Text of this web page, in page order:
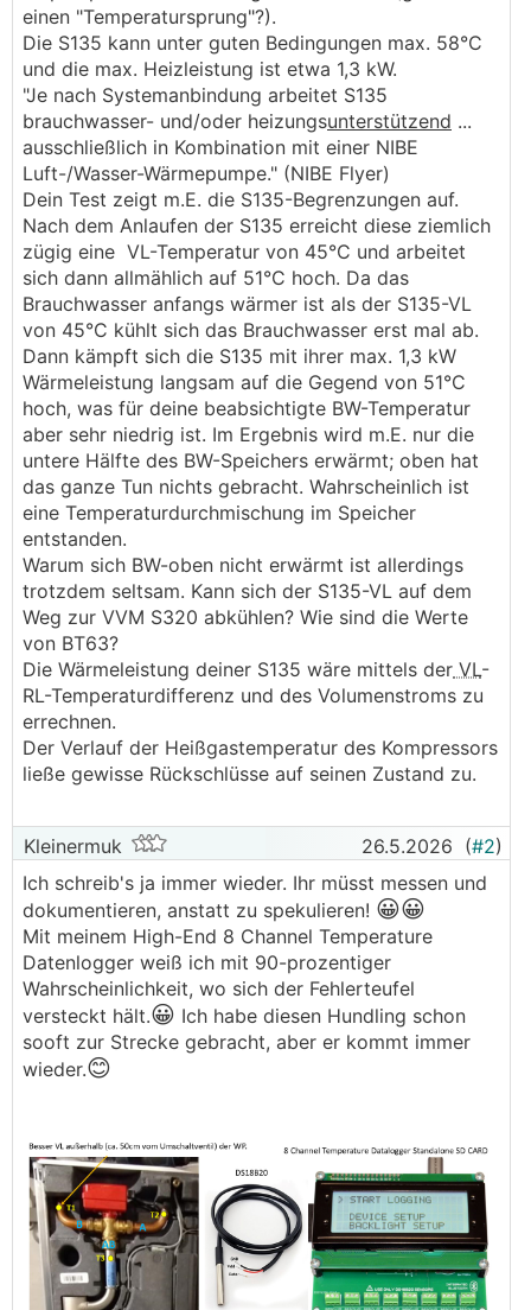
einen "Temperatursprung"?).
Die S135 kann unter guten Bedingungen max. 58°C
und die max. Heizleistung ist etwa 1,3 kW.
"Je nach Systemanbindung arbeitet S135
brauchwasser- und/oder heizungsunterstützend ...
ausschließlich in Kombination mit einer NIBE
Luft-/Wasser-Wärmepumpe." (NIBE Flyer)
Dein Test zeigt m.E. die S135-Begrenzungen auf.
Nach dem Anlaufen der S135 erreicht diese ziemlich
zügig eine VL-Temperatur von 45°C und arbeitet
sich dann allmählich auf 51°C hoch. Da das
Brauchwasser anfangs wärmer ist als der S135-VL
von 45°C kühlt sich das Brauchwasser erst mal ab.
Dann kämpft sich die S135 mit ihrer max. 1,3 kW
Wärmeleistung langsam auf die Gegend von 51°C
hoch, was für deine beabsichtigte BW-Temperatur
aber sehr niedrig ist. Im Ergebnis wird m.E. nur die
untere Hälfte des BW-Speichers erwärmt; oben hat
das ganze Tun nichts gebracht. Wahrscheinlich ist
eine Temperaturdurchmischung im Speicher
entstanden.
Warum sich BW-oben nicht erwärmt ist allerdings
trotzdem seltsam. Kann sich der S135-VL auf dem
Weg zur VVM S320 abkühlen? Wie sind die Werte
von BT63?
Die Wärmeleistung deiner S135 wäre mittels der VL-
RL-Temperaturdifferenz und des Volumenstroms zu
errechnen.
Der Verlauf der Heißgastemperatur des Kompressors
ließe gewisse Rückschlüsse auf seinen Zustand zu.
Kleinermuk 26.5.2026 (#2)
Ich schreib's ja immer wieder. Ihr müsst messen und
dokumentieren, anstatt zu spekulieren! 😀😀
Mit meinem High-End 8 Channel Temperature
Datenlogger weiß ich mit 90-prozentiger
Wahrscheinlichkeit, wo sich der Fehlerteufel
versteckt hält.😀 Ich habe diesen Hundling schon
sooft zur Strecke gebracht, aber er kommt immer
wieder.😊